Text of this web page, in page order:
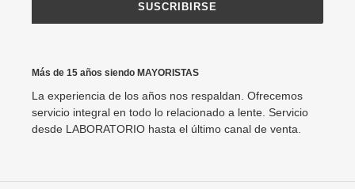
SUSCRIBIRSE
Más de 15 años siendo MAYORISTAS
La experiencia de los años nos respaldan. Ofrecemos
servicio integral en todo lo relacionado a lente. Servicio
desde LABORATORIO hasta el último canal de venta.